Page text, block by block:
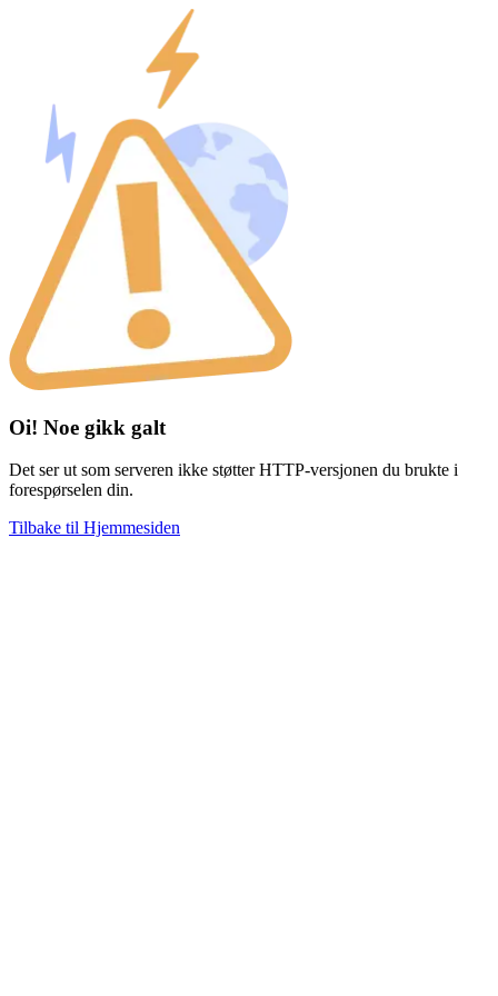
Oi! Noe gikk galt
Det ser ut som serveren ikke støtter HTTP-versjonen du brukte i
forespørselen din.
Tilbake til Hjemmesiden